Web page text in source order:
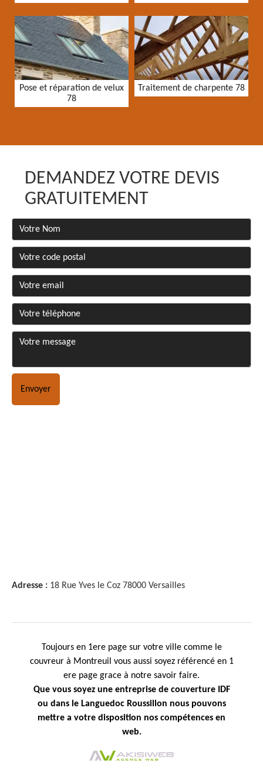
Pose et réparation de velux
78
Traitement de charpente 78
DEMANDEZ VOTRE DEVIS
GRATUITEMENT
Adresse : 18 Rue Yves le Coz 78000 Versailles
Toujours en 1ere page sur votre ville comme le
couvreur à Montreuil vous aussi soyez référencé en 1
ere page grace à notre savoir faire.
Que vous soyez une entreprise de couverture IDF
ou dans le Languedoc Roussillon nous pouvons
mettre a votre disposition nos compétences en
web.